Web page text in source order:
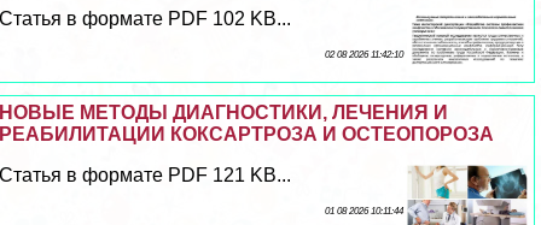
Статья в формате PDF 102 KB...
02 08 2026 11:42:10
НОВЫЕ МЕТОДЫ ДИАГНОСТИКИ, ЛЕЧЕНИЯ И
РЕАБИЛИТАЦИИ КОКСАРТРОЗА И ОСТЕОПОРОЗА
Статья в формате PDF 121 KB...
01 08 2026 10:11:44